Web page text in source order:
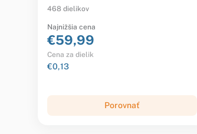
468 dielikov
Najnižšia cena
€59,99
Cena za dielik
€0,13
Porovnať